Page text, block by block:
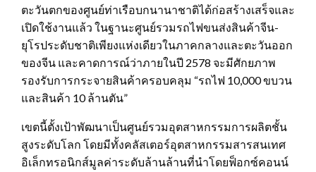
ตะวันตกของศูนย์ท่าเรือบกนานาชาติได้ก่อสร้างเสร็จและ
เปิดใช้งานแล้ว ในฐานะศูนย์รวมรถไฟขนส่งสินค้าจีน-
ยุโรประดับชาติเพียงแห่งเดียวในภาคกลางและตะวันออก
ของจีน และคาดการณ์ว่าภายในปี 2578 จะมีศักยภาพ
รองรับการกระจายสินค้าครอบคลุม “รถไฟ 10,000 ขบวน
และสินค้า 10 ล้านตัน”
เขตนี้ตั้งเป้าพัฒนาเป็นศูนย์รวมอุตสาหกรรมการผลิตชั้น
สูงระดับโลก โดยมีทั้งคลัสเตอร์อุตสาหกรรมสารสนเทศ
อิเล็กทรอนิกส์มูลค่าระดับล้านล้านที่นำโดยฟ็อกซ์คอนน์